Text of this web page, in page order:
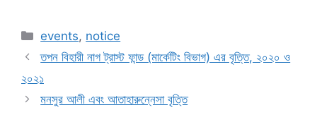
events, notice
তপন বিহারী নাগ ট্রাস্ট ফান্ড (মার্কেটিং বিভাগ) এর বৃত্তি, ২০২০ ও
২০২১
মনসুর আলী এবং আতাহারুন্নেসা বৃত্তি